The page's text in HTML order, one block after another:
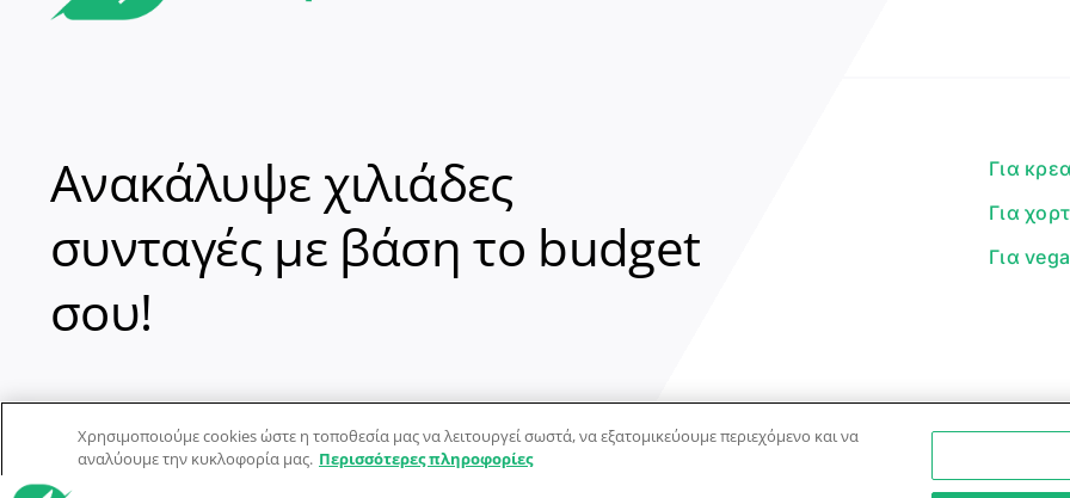
Ανακάλυψε χιλιάδες
συνταγές με βάση το budget
σου!
Για
Για
Για
Χρησιμοποιούμε cookies ώστε η τοποθεσία μας να λειτουργεί σωστά, να εξατομικεύουμε περιεχόμενο και να
αναλύουμε την κυκλοφορία μας. Περισσότερες πληροφορίες